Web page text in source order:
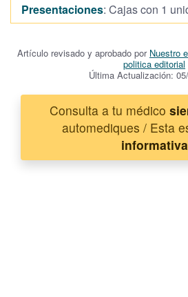
Presentaciones: Cajas con 1
Artículo revisado y aprobado por Nuestro
politica editorial
Última Actualización:
Consulta a tu médico
automediques / Esta
informativa